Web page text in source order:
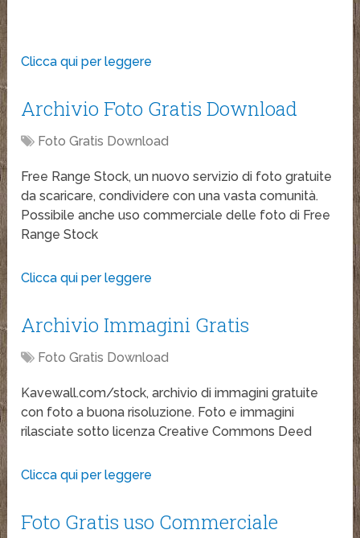
Clicca qui per leggere
Archivio Foto Gratis Download
Foto Gratis Download
Free Range Stock, un nuovo servizio di foto gratuite
da scaricare, condividere con una vasta comunità.
Possibile anche uso commerciale delle foto di Free
Range Stock
Clicca qui per leggere
Archivio Immagini Gratis
Foto Gratis Download
Kavewall.com/stock, archivio di immagini gratuite
con foto a buona risoluzione. Foto e immagini
rilasciate sotto licenza Creative Commons Deed
Clicca qui per leggere
Foto Gratis uso Commerciale